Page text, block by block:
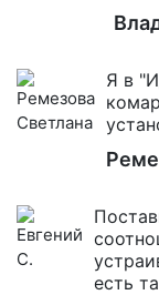
Я в
есть